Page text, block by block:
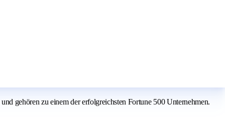
gehören zu einem der erfolgreichsten Fortune 500 Unternehmen.